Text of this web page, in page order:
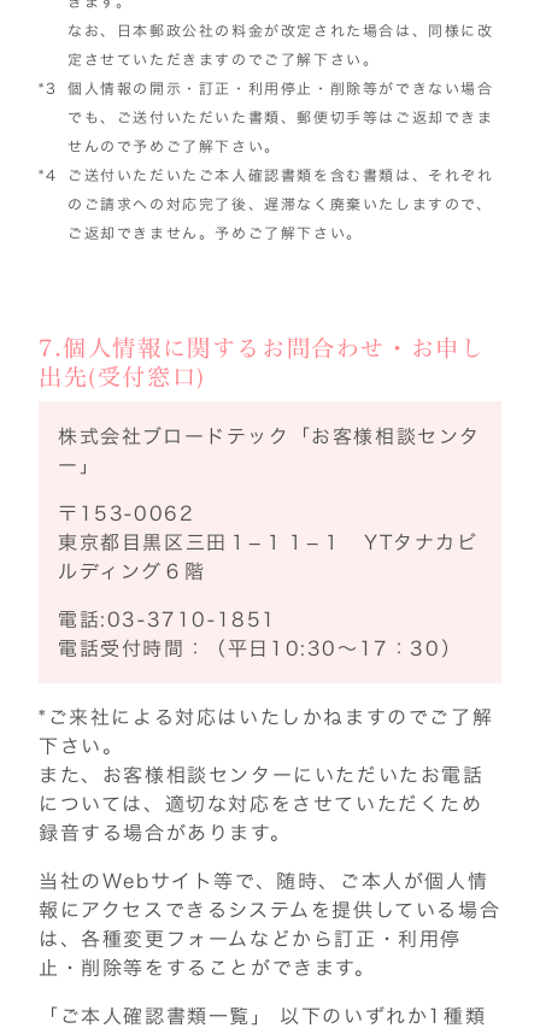
なお、日本郵政公社の料金が改定された場合は、同様に改
定させていただきますのでご了解下さい。
*3
個人情報の開示・訂正・利用停止・削除等ができない場合
でも、ご送付いただいた書類、郵便切手等はご返却できま
せんので予めご了解下さい。
*4
ご送付いただいたご本人確認書類を含む書類は、それぞれ
のご請求への対応完了後、遅滞なく廃棄いたしますので、
ご返却できません。予めご了解下さい。
7.個人情報に関するお問合わせ・お申し
出先(受付窓口)
株式会社ブロードテック「お客様相談センタ
ー」
〒153-0062
東京都目黒区三田１−１１−１ YTタナカビ
ルディング６階
電話:03-3710-1851
電話受付時間：（平日10:30〜17：30）
*ご来社による対応はいたしかねますのでご了解
下さい。
また、お客様相談センターにいただいたお電話
については、適切な対応をさせていただくため
録音する場合があります。
当社のWebサイト等で、随時、ご本人が個人情
報にアクセスできるシステムを提供している場合
は、各種変更フォームなどから訂正・利用停
止・削除等をすることができます。
「ご本人確認書類一覧」 以下のいずれか1種類